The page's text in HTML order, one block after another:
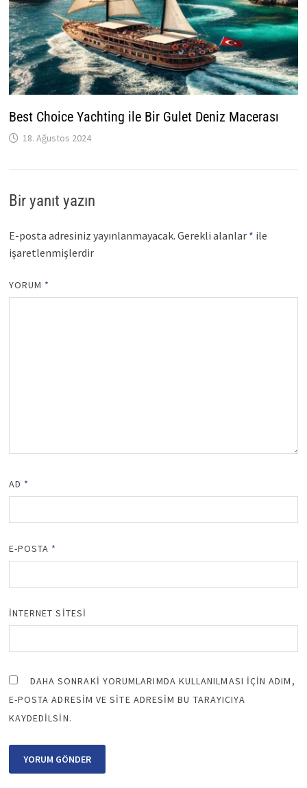
Best Choice Yachting ile Bir Gulet Deniz Macerası
18. Ağustos 2024
Bir yanıt yazın
E-posta adresiniz yayınlanmayacak. Gerekli alanlar * ile
işaretlenmişlerdir
YORUM *
AD *
E-POSTA *
İNTERNET SITESI
DAHA SONRAKI YORUMLARIMDA KULLANILMASI IÇIN ADIM,
E-POSTA ADRESIM VE SITE ADRESIM BU TARAYICIYA
KAYDEDILSIN.